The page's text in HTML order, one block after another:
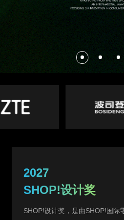
2027
SHOP!设计奖
SHOP!设计奖，是由SHOP!国际